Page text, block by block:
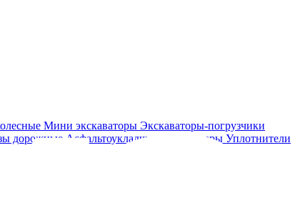
Мини экскаваторы Экскаваторы-погрузчики
дорожные Асфальтоукладчики Бульдозеры Уплотнители